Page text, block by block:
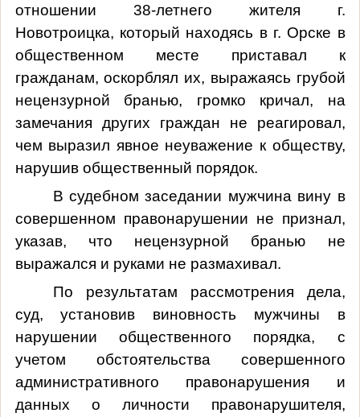
отношении 38-летнего жителя г.
Новотроицка, который находясь в г. Орске в
общественном месте приставал к
гражданам, оскорблял их, выражаясь грубой
нецензурной бранью, громко кричал, на
замечания других граждан не реагировал,
чем выразил явное неуважение к обществу,
нарушив общественный порядок.
В судебном заседании мужчина вину в
совершенном правонарушении не признал,
указав, что нецензурной бранью не
выражался и руками не размахивал.
По результатам рассмотрения дела,
суд, установив виновность мужчины в
нарушении общественного порядка, с
учетом обстоятельства совершенного
административного правонарушения и
данных о личности правонарушителя,